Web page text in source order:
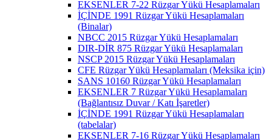
EKSENLER 7-22 Rüzgar Yükü Hesaplamaları
İÇİNDE 1991 Rüzgar Yükü Hesaplamaları
(Binalar)
NBCC 2015 Rüzgar Yükü Hesaplamaları
DIR-DİR 875 Rüzgar Yükü Hesaplamaları
NSCP 2015 Rüzgar Yükü Hesaplamaları
CFE Rüzgar Yükü Hesaplamaları (Meksika için)
SANS 10160 Rüzgar Yükü Hesaplamaları
EKSENLER 7 Rüzgar Yükü Hesaplamaları
(Bağlantısız Duvar / Katı İşaretler)
İÇİNDE 1991 Rüzgar Yükü Hesaplamaları
(tabelalar)
EKSENLER 7-16 Rüzgar Yükü Hesaplamaları